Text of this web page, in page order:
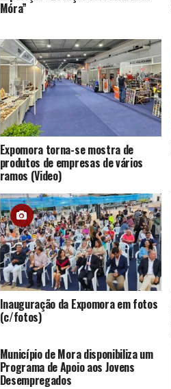
Móra”
Expomora torna-se mostra de
produtos de empresas de vários
ramos (Video)
Inauguração da Expomora em fotos
(c/fotos)
Município de Mora disponibiliza um
Programa de Apoio aos Jovens
Desempregados